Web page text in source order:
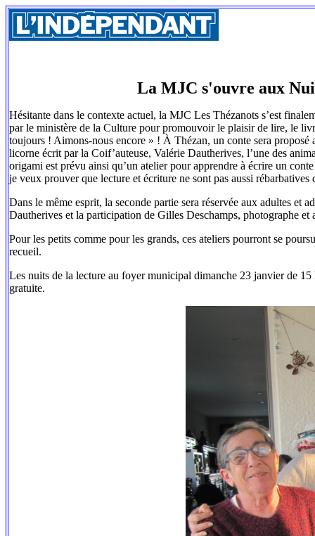
La MJC s'ouvre aux
Hésitante dans le contexte actuel, la MJC Les Thézanots s’est
par le ministère de la Culture pour promouvoir le plaisir de lire, le
toujours ! Aimons-nous encore » ! À Thézan, un conte sera
licorne écrit par la Coif’auteuse, Valérie Dautherives, l’une des
origami est prévu ainsi qu’un atelier pour apprendre à écrire un
je veux prouver que lecture et écriture ne sont pas aussi
Dans le même esprit, la seconde partie sera réservée aux adultes et
Dautherives et la participation de Gilles Deschamps, photographe et
Pour les petits comme pour les grands, ces ateliers pourront se
recueil.
Les nuits de la lecture au foyer municipal dimanche 23 janvier de
gratuite.